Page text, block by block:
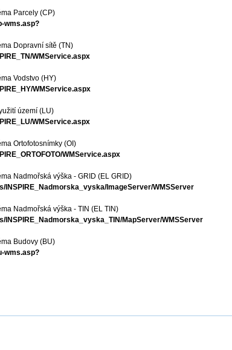
Parcely (CP)
wms.asp?
Dopravní sítě (TN)
WMService.aspx
Vodstvo (HY)
WMService.aspx
území (LU)
WMService.aspx
Ortofotosnímky (OI)
WMService.aspx
Nadmořská výška - GRID (EL GRID)
INSPIRE_Nadmorska_vyska/ImageServer/WMSServer
Nadmořská výška - TIN (EL TIN)
MapServer/WMSServer
Budovy (BU)
wms.asp?